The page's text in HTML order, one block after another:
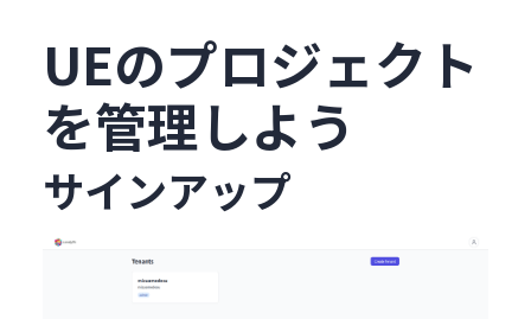
UEのプロジェクト
を管理しよう
サインアップ